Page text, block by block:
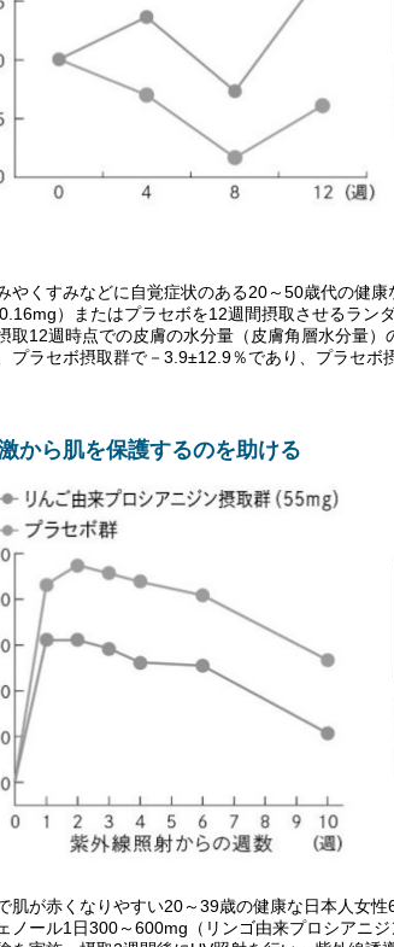
やくすみなどに自覚症状のある20～50歳代の健
）またはプラセボを12週間摂取させるラン
取12週時点での皮膚の水分量（皮膚角層水分量
プラセボ摂取群で－3.9±12.9％であり、プラセボ
から肌を保護するのを助ける
肌が赤くなりやすい20～39歳の健康な日本人女
ノール1日300～600mg（リンゴ由来プロシアニ